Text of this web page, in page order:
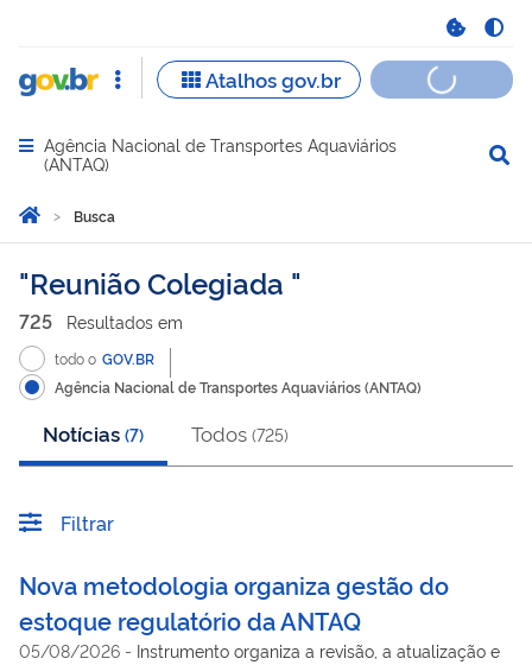
Abrir menu principal de navegação
Agência Nacional de Transportes Aquaviários
(ANTAQ)
Você está aqui:
Página Inicial
Busca
Busca
Reunião Colegiada
725 Resultados em
todo o GOV.BR
Agência Nacional de Transportes Aquaviários (ANTAQ)
Notícias (7) Todos (725)
Filtrar
Nova metodologia organiza gestão do
estoque regulatório da ANTAQ
05/08/2026 - Instrumento organiza a revisão, a atualização e